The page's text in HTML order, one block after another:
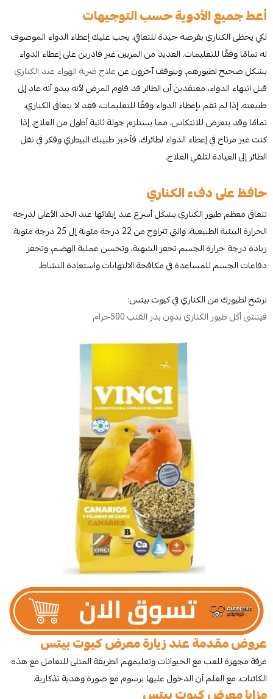
أعط جميع الأدوية حسب التوجيهات
لكي يحظى الكناري بفرصة جيدة للتعافي، يجب عليك إعطاء الدواء الموصوف
له تمامًا وفقًا للتعليمات. العديد من المربين غير قادرين على إعطاء الدواء
بشكل صحيح لطيورهم. ويتوقف آخرون عنعلاج ضربة الهواء عند الكناري
قبل انتهاء الدواء، معتقدين أن الطائر قد قاوم المرض لأنه يبدو أنه عاد إلى
طبيعته. إذا لم تقم بإعطاء الدواء وفقًا للتعليمات، فقد لا يتعافى الكناري،
تمامًا وقد يتعرض للانتكاس، مما يستلزم جولة ثانية أطول من العلاج. إذا
كنت غير مرتاح في إعطاء الدواء لطائرك، فأخبر طبيبك البيطري وفكر في نقل
الطائر إلى العيادة لتلقي العلاج.
حافظ على دفء الكناري
تتعافى معظم طيور الكناري بشكل أسرع عند إبقائها عند الحد الأعلى لدرجة
الحرارة البيئية الطبيعية، والتي تتراوح من 22 درجة مئوية إلى 25 درجة مئوية.
زيادة درجة حرارة الجسم تحفز الشهية، وتحسن عملية الهضم، وتحفز
دفاعات الجسم للمساعدة في مكافحة الالتهابات واستعادة النشاط.
نرشح لطيورك من الكناري في كيوت بيتس:
فينشى أكل طيور الكناري بدون بذر القنب 500جرام
عروض مقدمة عند زيارة معرض كيوت بيتس
غرفة مجهزة للعب مع الحيوانات وتعليمهم الطريقة المثلى للتعامل مع هذه
الكائنات، مع العلم أن الدخول عليها برسوم مع صورة وهدية تذكارية.